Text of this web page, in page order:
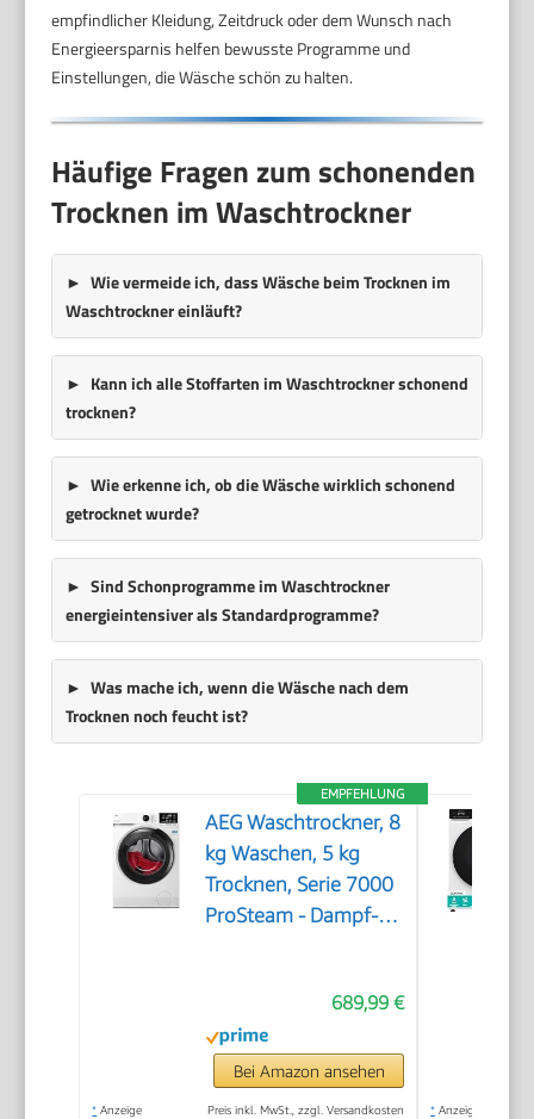
empfindlicher Kleidung, Zeitdruck oder dem Wunsch nach
Energieersparnis helfen bewusste Programme und
Einstellungen, die Wäsche schön zu halten.
Häufige Fragen zum schonenden
Trocknen im Waschtrockner
Wie vermeide ich, dass Wäsche beim Trocknen im
Waschtrockner einläuft?
Kann ich alle Stoffarten im Waschtrockner schonend
trocknen?
Wie erkenne ich, ob die Wäsche wirklich schonend
getrocknet wurde?
Sind Schonprogramme im Waschtrockner
energieintensiver als Standardprogramme?
Was mache ich, wenn die Wäsche nach dem
Trocknen noch feucht ist?
EMPFEHLUNG
AEG Waschtrockner, 8
kg Waschen, 5 kg
Trocknen, Serie 7000
ProSteam - Dampf-
Frische, EEKLD/A,
NonStop 1kg-in-1h,
Mengenautomatik,
Inverter Motor, 1400
689,99 €
Bei Amazon ansehen
* Anzeige Preis inkl. MwSt., zzgl. Versandkosten * Anzeige